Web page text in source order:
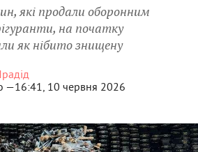
які продали оборонним
на початку
як нібито знищену
—16:41, 10 червня 2026